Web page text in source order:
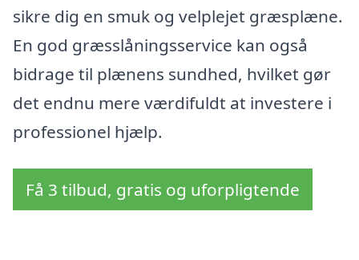
sikre dig en smuk og velplejet græsplæne.
En god græsslåningsservice kan også
bidrage til plænens sundhed, hvilket gør
det endnu mere værdifuldt at investere i
professionel hjælp.
Få 3 tilbud, gratis og uforpligtende